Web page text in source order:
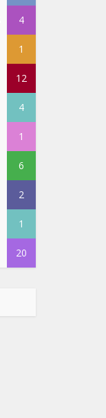
4
1
12
4
1
6
2
1
20